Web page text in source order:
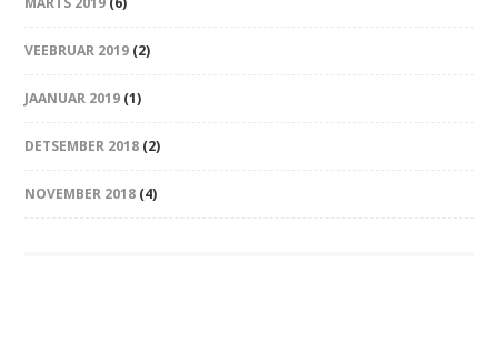
VEEBRUAR 2019 (2)
JAANUAR 2019 (1)
DETSEMBER 2018 (2)
NOVEMBER 2018 (4)